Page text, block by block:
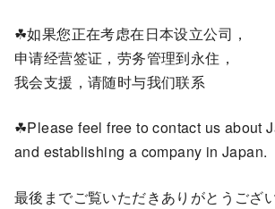
☘如果您正在考虑在日本设立公司，
申请经营签证，劳务管理到永住，
我会支援，请随时与我们联系
☘Please feel free to contact us about
and establishing a company in Japan.
最後までご覧いただきありがとうござい